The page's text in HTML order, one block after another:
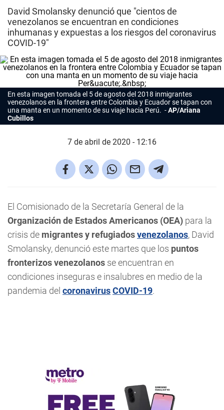
David Smolansky denunció que "cientos de
venezolanos se encuentran en condiciones
inhumanas y expuestas a los riesgos del coronavirus
COVID-19"
En esta imagen tomada el 5 de agosto del 2018 inmigrantes
venezolanos en la frontera entre Colombia y Ecuador se tapan con
una manta en un momento de su viaje hacia Perú.
AP/Ariana
Cubillos
7 de abril de 2020 - 12:16
El Comisionado de la Secretaría General de la
Organización de Estados Americanos (OEA) para la
crisis de migrantes y refugiadosvenezolanos, David
Smolansky, denunció este martes que los puntos
fronterizos venezolanos se encuentran en
condiciones inseguras e insalubres en medio de la
pandemia del coronavirusCOVID-19.